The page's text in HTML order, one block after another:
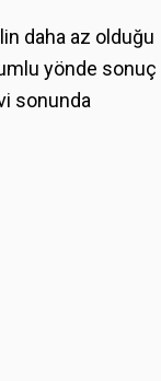
daha az olduğu
yönde sonuç
sonunda